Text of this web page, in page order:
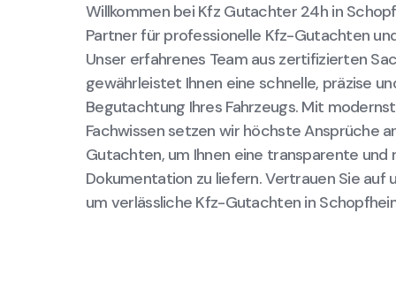
Willkommen bei Kfz Gutachter 24h in
Partner für professionelle Kfz-Gutachten
Unser erfahrenes Team aus zertifizierten
gewährleistet Ihnen eine schnelle, präzise
Begutachtung Ihres Fahrzeugs. Mit
Fachwissen setzen wir höchste Ansprüche
Gutachten, um Ihnen eine transparente
Dokumentation zu liefern. Vertrauen Sie auf
um verlässliche Kfz-Gutachten in